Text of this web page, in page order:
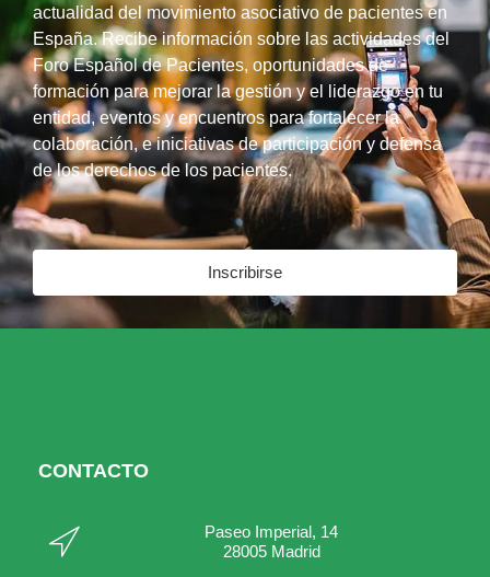
actualidad del movimiento asociativo de pacientes en
España. Recibe información sobre las actividades del
Foro Español de Pacientes, oportunidades de
formación para mejorar la gestión y el liderazgo en tu
entidad, eventos y encuentros para fortalecer la
colaboración, e iniciativas de participación y defensa
de los derechos de los pacientes.
Inscribirse
CONTACTO
Paseo Imperial, 14
28005 Madrid